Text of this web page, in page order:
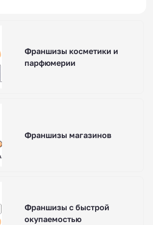
Франшизы косметики и
парфюмерии
Франшизы магазинов
Франшизы с быстрой
окупаемостью